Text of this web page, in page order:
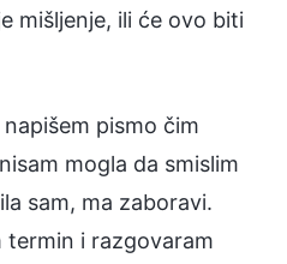
mišljenje, ili će ovo biti
pismo čim
mogla da smislim
sam, ma zaboravi.
termin i razgovaram